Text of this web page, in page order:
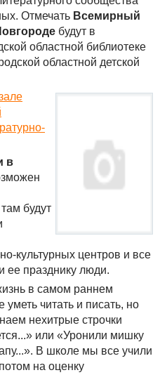
Отмечать Всемирный
будут в
областной библиотеке
областной детской
в
будут
культурных центров и все
ее празднику люди.
в самом раннем
читать и писать, но
нехитрые строчки
или «Уронили мишку
В школе мы все учили
на оценку